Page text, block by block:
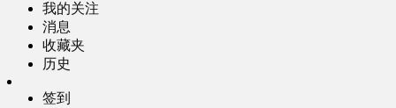
我的关注
消息
收藏夹
历史
签到